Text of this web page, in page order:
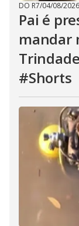
DO R7/04/08/2026
Pai é
mandar
#Shorts